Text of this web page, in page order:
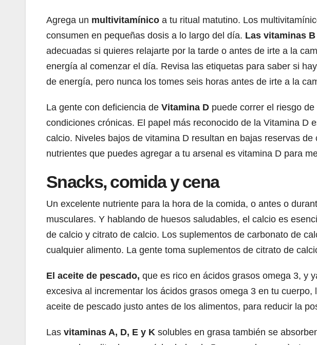
Agrega un multivitamínico a tu ritual matutino. Los
consumen en pequeñas dosis a lo largo del día. Las vitaminas B
adecuadas si quieres relajarte por la tarde o antes de irte a la
energía al comenzar el día. Revisa las etiquetas para saber si
de energía, pero nunca los tomes seis horas antes de irte a la
La gente con deficiencia de Vitamina D puede correr el riesgo
condiciones crónicas. El papel más reconocido de la Vitamina D
calcio. Niveles bajos de vitamina D resultan en bajas reservas
nutrientes que puedes agregar a tu arsenal es vitamina D para
Snacks, comida y cena
Un excelente nutriente para la hora de la comida, o antes o
musculares. Y hablando de huesos saludables, el calcio es
de calcio y citrato de calcio. Los suplementos de carbonato de
cualquier alimento. La gente toma suplementos de citrato de
El aceite de pescado, que es rico en ácidos grasos omega 3, y
excesiva al incrementar los ácidos grasos omega 3 en tu
aceite de pescado justo antes de los alimentos, para reducir la
Las vitaminas A, D, E y K solubles en grasa también se